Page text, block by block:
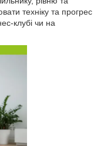
техніку та прогрес
клубі чи на